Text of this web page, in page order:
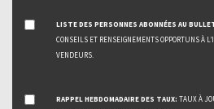
LISTE DES PERSONNES ABONNÉES AU
CONSEILS ET RENSEIGNEMENTS OPPORTUNS À
VENDEURS.
RAPPEL HEBDOMADAIRE DES TAUX: TAUX À